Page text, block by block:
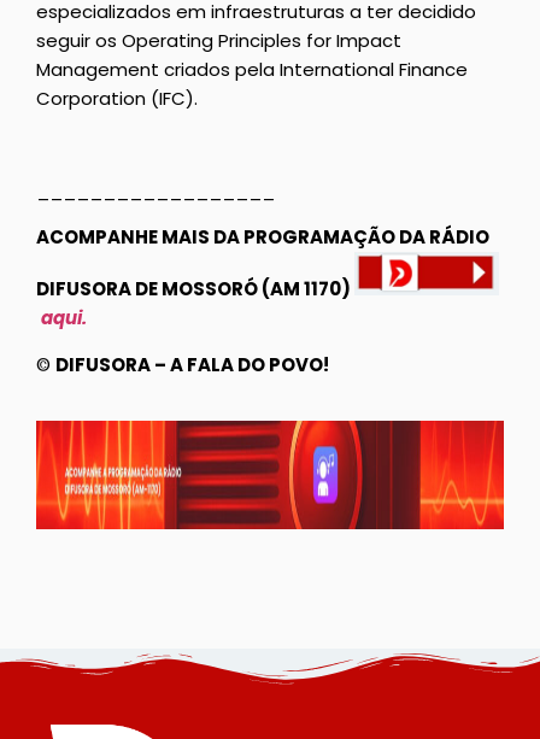
especializados em infraestruturas a ter decidido
seguir os Operating Principles for Impact
Management criados pela International Finance
Corporation (IFC).
ACOMPANHE MAIS DA PROGRAMAÇÃO DA RÁDIO
DIFUSORA DE MOSSORÓ (AM 1170)
aqui.
© DIFUSORA – A FALA DO POVO!